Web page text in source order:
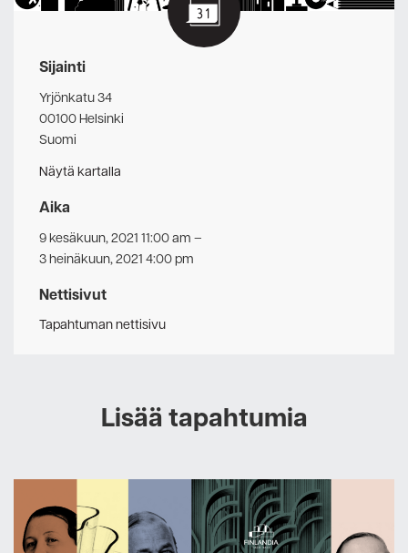
Sijainti
Yrjönkatu 34
00100 Helsinki
Suomi
Näytä kartalla
Aika
9 kesäkuun, 2021 11:00 am –
3 heinäkuun, 2021 4:00 pm
Nettisivut
Tapahtuman nettisivu
Lisää tapahtumia